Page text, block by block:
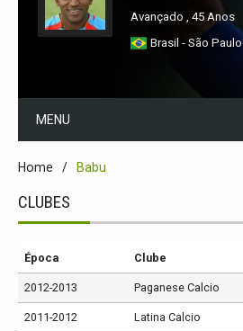
Avançado , 45 Anos
Brasil - São Paulo
MENU
Home Babu
CLUBES
Época Clube
2012-2013 Paganese Calcio
2011-2012 Latina Calcio